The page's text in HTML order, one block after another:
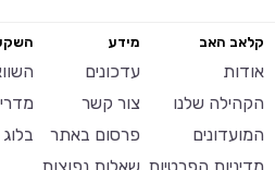
קלאב האב
אודות
הקהילה שלנו
המועדונים
מידע
עדכונים
צור קשר
פרסום באתר